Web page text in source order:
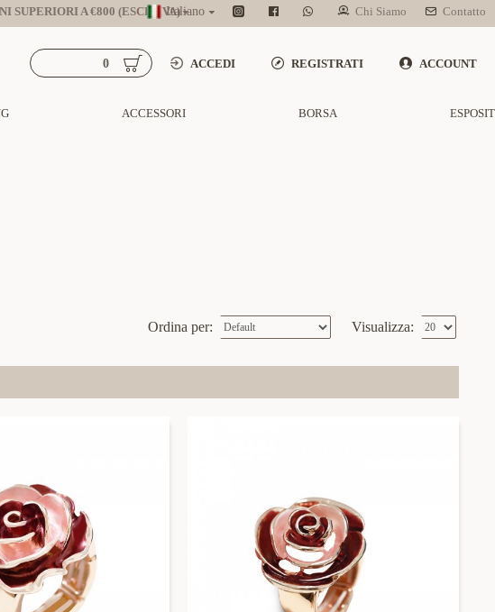
SUPERIORI A €800 (ESCL. IVA)Italiano Chi Siamo Contatto
ACCEDI REGISTRATI ACCOUNT
0
ACCESSORI BORSA
Ordina per: Visualizza: